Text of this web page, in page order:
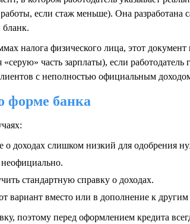
если стаж меньше). Она
налога физического лица, этот
часть зарплаты), если
с неполностью официальным
форме банка
доходах слишком низкий для одобрения
неофициально.
стандартную справку о доходах.
вариант вместо или в дополнение к
поэтому перед оформлением кредита